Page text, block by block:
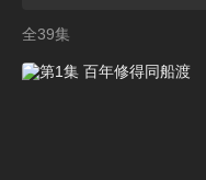
全39集